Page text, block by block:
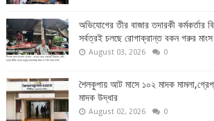
অভিযোগের তীর বাজার তদারকী কর্মকর্তার
সর্বত্রই চলছে রোগাক্রান্ত বকন গরুর মাংস
August 03, 2026 0
শৈলকুপায় আট মাসে ১০২ মাদক
মাদক উদ্ধার
August 02, 2026 0